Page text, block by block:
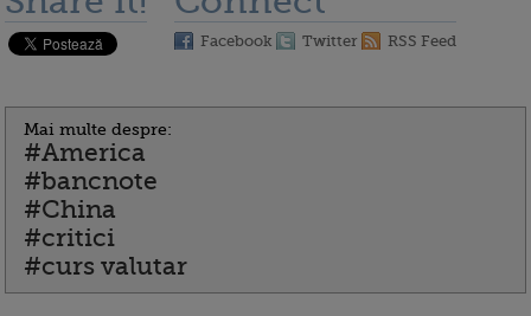
Facebook Twitter RSS Feed
Mai multe despre:
#America
#bancnote
#China
#critici
#curs valutar